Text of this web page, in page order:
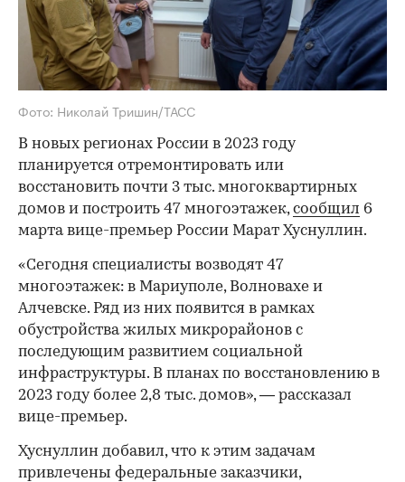
Фото: Николай Тришин/ТАСС
В новых регионах России в 2023 году
планируется отремонтировать или
восстановить почти 3 тыс. многоквартирных
домов и построить 47 многоэтажек,сообщил 6
марта вице-премьер России Марат Хуснуллин.
«Сегодня специалисты возводят 47
многоэтажек: в Мариуполе, Волновахе и
Алчевске. Ряд из них появится в рамках
обустройства жилых микрорайонов с
последующим развитием социальной
инфраструктуры. В планах по восстановлению в
2023 году более 2,8 тыс. домов», — рассказал
вице-премьер.
Хуснуллин добавил, что к этим задачам
привлечены федеральные заказчики,